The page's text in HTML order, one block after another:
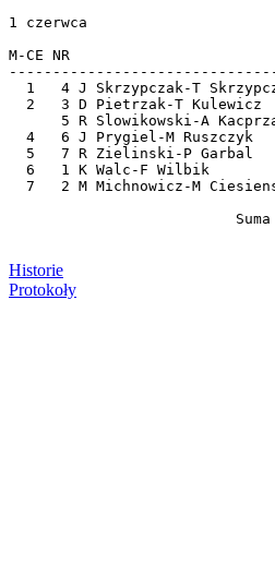
1 czerwca
M-CE NR
1   4 J Skrzypczak-T
2   3 D Pietrzak-T Kulewicz
5 R Slowikowski-A
4   6 J Prygiel-M Ruszczyk
5   7 R Zielinski-P Garbal
6   1 K Walc-F Wilbik
7   2 M Michnowicz-M
Historie
Protokoły